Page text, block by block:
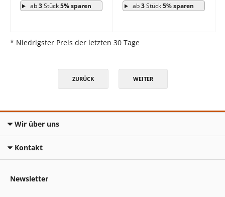
ab3Stück5% sparen ab3Stück5% sparen
* Niedrigster Preis der letzten 30 Tage
ZURÜCK WEITER
Wir über uns
Kontakt
Newsletter